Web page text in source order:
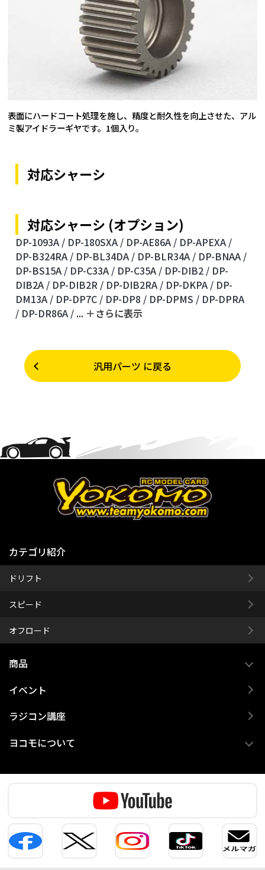
表面にハードコート処理を施し、精度と耐久性を向上させた、アル
ミ製アイドラーギヤです。1個入り。
対応シャーシ
対応シャーシ (オプション)
DP-1093A / DP-180SXA / DP-AE86A / DP-APEXA /
DP-B324RA / DP-BL34DA / DP-BLR34A / DP-BNAA /
DP-BS15A / DP-C33A / DP-C35A / DP-DIB2 / DP-
DIB2A / DP-DIB2R / DP-DIB2RA / DP-DKPA / DP-
DM13A / DP-DP7C / DP-DP8 / DP-DPMS / DP-DPRA
/ DP-DR86A / ... ＋さらに表⽰
汎用パーツ に戻る
カテゴリ紹介
ドリフト
スピード
オフロード
商品
イベント
ラジコン講座
ヨコモについて